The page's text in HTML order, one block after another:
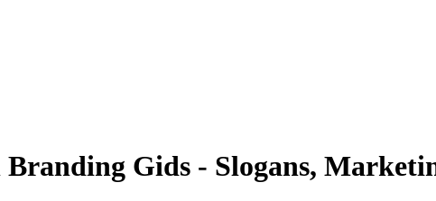
Branding Gids - Slogans,